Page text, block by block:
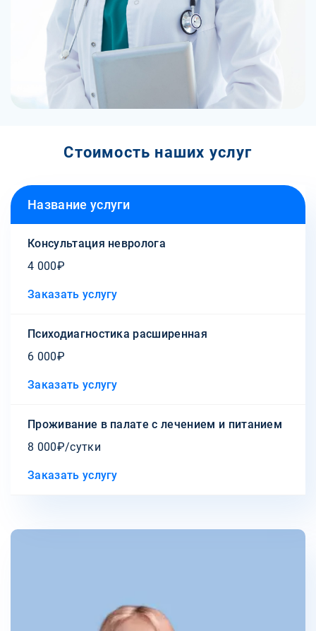
Стоимость наших услуг
Название услуги
Консультация невролога
4 000₽
Заказать услугу
Психодиагностика расширенная
6 000₽
Заказать услугу
Проживание в палате с лечением и питанием
8 000₽/сутки
Заказать услугу